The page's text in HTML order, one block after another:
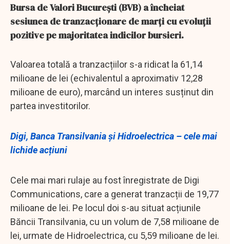
Bursa de Valori București (BVB) a încheiat
sesiunea de tranzacționare de marți cu evoluții
pozitive pe majoritatea indicilor bursieri.
Valoarea totală a tranzacțiilor s-a ridicat la 61,14
milioane de lei (echivalentul a aproximativ 12,28
milioane de euro), marcând un interes susținut din
partea investitorilor.
Digi, Banca Transilvania și Hidroelectrica – cele mai
lichide acțiuni
Cele mai mari rulaje au fost înregistrate de Digi
Communications, care a generat tranzacții de 19,77
milioane de lei. Pe locul doi s-au situat acțiunile
Băncii Transilvania, cu un volum de 7,58 milioane de
lei, urmate de Hidroelectrica, cu 5,59 milioane de lei.